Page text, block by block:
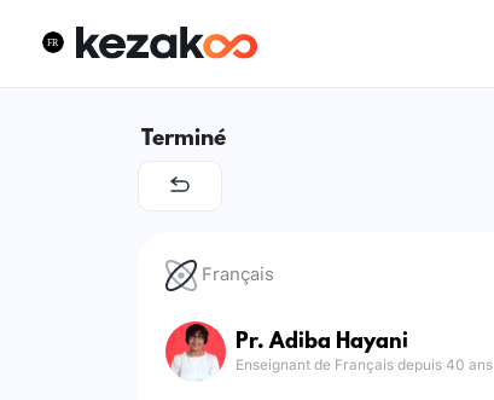
Terminé
Français
Pr. Adiba Hayani
Enseignant de Français depuis 40 ans